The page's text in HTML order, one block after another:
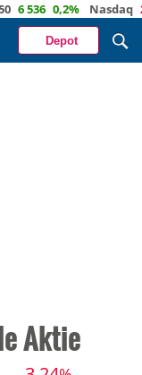
0,2% Nasdaq 29
Depot
Aktie